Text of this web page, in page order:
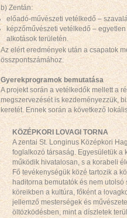
b) Zentán:
előadó-művészeti vetélkedő –
képzőművészeti vetélkedő –
alkotások területén.
Az elért eredmények után a csapatok
összpontszámához.
Gyerekprogramok bemutatása
A projekt során a vetélkedők mellett a
megszervezését is kezdeményezzük,
keretét. Ennek során a következő
KÖZÉPKORI LOVAGI TORNA
A zentai St. Longinus Középkori
foglalkozó társaság. Egyesületük a
működik hivatalosan, s a korabeli
Fő tevékenységük közé tartozik a
haditorna bemutatók és nem
köreikben a kultúra, főként a
jellemző mesterségek és
öltözködésben, mint a díszletek